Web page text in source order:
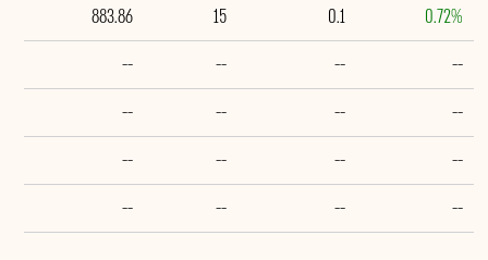
0.72%
0.1
15
883.86
--
--
--
--
--
--
--
--
--
--
--
--
--
--
--
--